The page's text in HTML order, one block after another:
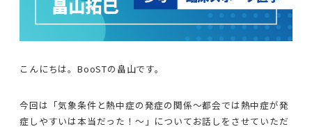
こんにちは。BooSTの畠山です。
今回は「気象条件と熱中症の発症の関係〜都会では熱中症が発
症しやすいは本当だった！〜」についてお話しをさせていただ